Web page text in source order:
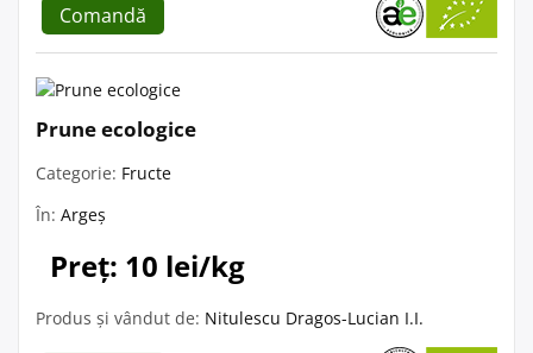
Comandă
Prune ecologice
Categorie: Fructe
În: Argeș
Preț: 10 lei/kg
Produs și vândut de: Nitulescu Dragos-Lucian I.I.